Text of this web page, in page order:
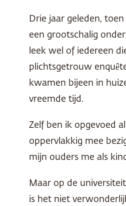
Drie jaar geleden,
een grootschalig
leek wel of iedereen
plichtsgetrouw
kwamen bijeen in
vreemde tijd.
Zelf ben ik opgevoed
oppervlakkig mee
mijn ouders me als
Maar op de
is het niet